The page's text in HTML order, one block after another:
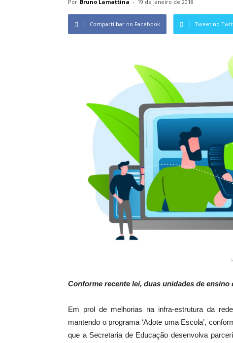
Por Bruno Lamattina - 19 de janeiro de 2018
Compartilhar no Facebook Tweet no
Conforme recente lei, duas unidades de
Em prol de melhorias na infra-estrutura da
mantendo o programa ‘Adote uma Escola’,
que a Secretaria de Educação desenvolva